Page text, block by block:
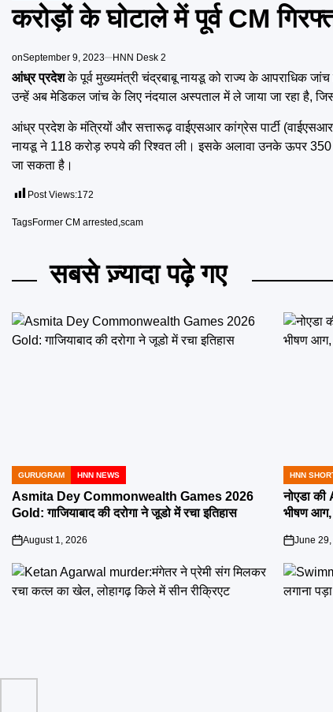
करोड़ों के घोटाले में पूर्व CM
onSeptember 9, 2023 HNN Desk 2
आंध्र प्रदेशके पूर्व मुख्यमंत्री चंद्रबाबू नायडू को राज्य के आपराधिक
उन्हें अब मेडिकल जांच के लिए नंदयाल अस्पताल में ले जाया जा रहा है,
आंध्र प्रदेश के मंत्रियों और सत्तारूढ़ वाईएसआर कांग्रेस पार्टी
नायडू ने 118 करोड़ रुपये की रिश्वत ली। इसके अलावा उनके ऊपर 350
जा सकता है।
Post Views:172
TagsFormer CM arrested scam
सबसे ज़्यादा पढ़े गए
POSTED
IN
GURUGRAM HNN NEWS
Asmita Dey Commonwealth Games 2026
Gold: गाजियाबाद की दरोगा ने जूडो में रचा इतिहास
on
August 1, 2026
POSTED
IN
HNN
नोएडा
भीषण
on
June